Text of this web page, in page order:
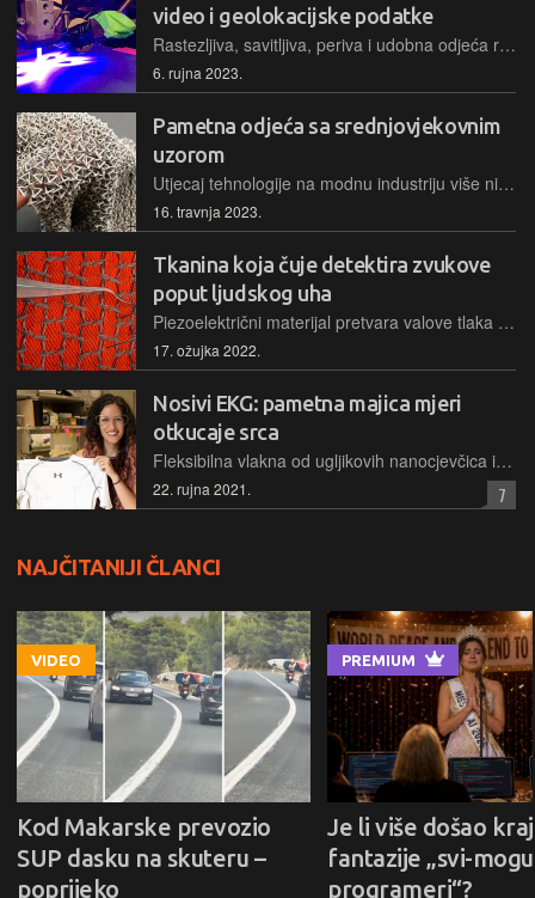
video i geolokacijske podatke
Rastezljiva, savitljiva, periva i udobna odjeća razvija se u okviru višemilijunskog projekta Odjela za napredno istraživanje i razvoj američke Nacionalne obavještajne službe
6. rujna 2023.
Pametna odjeća sa srednjovjekovnim
uzorom
Utjecaj tehnologije na modnu industriju više nije ograničen na dizajn i proizvodno okruženje odjeće, sada tehnologija postaje dio samog tekstila
16. travnja 2023.
Tkanina koja čuje detektira zvukove
poput ljudskog uha
Piezoelektrični materijal pretvara valove tlaka na čujnim frekvencijama u mehaničke vibracije koje se zatim obrađuju u električne signale
17. ožujka 2022.
Nosivi EKG: pametna majica mjeri
otkucaje srca
Fleksibilna vlakna od ugljikovih nanocjevčica istraživači sa Sveučilišta Rice utkali su u odjeću i tako dobili EKG uređaj koji uvijek možete nositi na sebi
22. rujna 2021. 7
NAJČITANIJI ČLANCI
VIDEO
Kod Makarske prevozio
SUP dasku na skuteru –
poprijeko
PREMIUM
Je li više došao kraj
fantazije „svi-
programeri“?